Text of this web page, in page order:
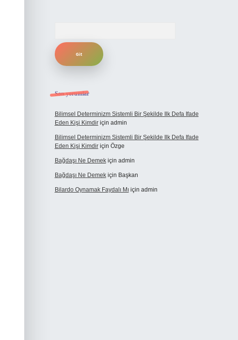
Son yorumlar
Bilimsel Determinizm Sistemli Bir Şekilde Ilk Defa Ifade
Eden Kişi Kimdiriçin admin
Bilimsel Determinizm Sistemli Bir Şekilde Ilk Defa Ifade
Eden Kişi Kimdiriçin Özge
Bağdaşı Ne Demekiçin admin
Bağdaşı Ne Demekiçin Başkan
Bilardo Oynamak Faydalı Mıiçin admin